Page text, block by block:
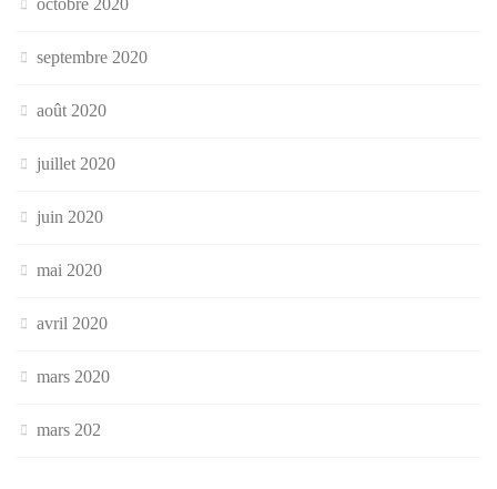
septembre 2020
août 2020
juillet 2020
juin 2020
mai 2020
avril 2020
mars 2020
mars 202